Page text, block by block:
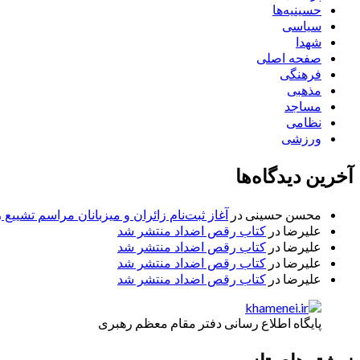
حسینیه‌ها
سیاسی
شهدا
صفحه اصلی
فرهنگی
مذهبی
مساجد
نظامی
ورزشی
آخرین دیدگاه‌ها
محسن حسینی در آغاز ثبت‌نام زائران و میزبانان مراسم
علیرضا در کتاب رقص اضداد منتشر شد
علیرضا در کتاب رقص اضداد منتشر شد
علیرضا در کتاب رقص اضداد منتشر شد
علیرضا در کتاب رقص اضداد منتشر شد
پایگاه اطلاع رسانی دفتر مقام معظم رهبری